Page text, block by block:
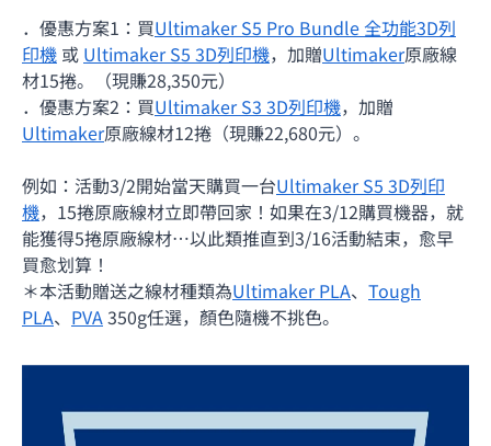
．優惠方案1：買Ultimaker S5 Pro Bundle 全功能3D列
印機 或 Ultimaker S5 3D列印機，加贈Ultimaker原廠線
材15捲。（現賺28,350元）
．優惠方案2：買Ultimaker S3 3D列印機，加贈
Ultimaker原廠線材12捲（現賺22,680元）。
例如：活動3/2開始當天購買一台Ultimaker S5 3D列印
機，15捲原廠線材立即帶回家！如果在3/12購買機器，就
能獲得5捲原廠線材…以此類推直到3/16活動結束，愈早
買愈划算！
＊本活動贈送之線材種類為Ultimaker PLA、 Tough
PLA、 PVA350g任選，顏色隨機不挑色。